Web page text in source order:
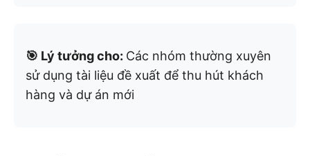
🎯 Lý tưởng cho: Các nhóm thường xuyên
sử dụng tài liệu đề xuất để thu hút khách
hàng và dự án mới